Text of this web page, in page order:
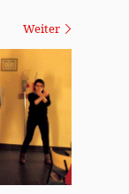
Weiter